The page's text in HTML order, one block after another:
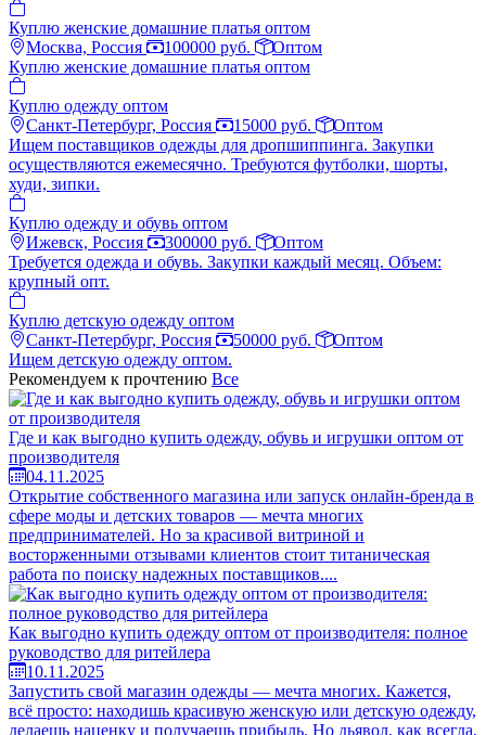
Куплю женские домашние платья оптом
Москва, Россия
100000 руб.
Оптом
Куплю женские домашние платья оптом
Куплю одежду оптом
Санкт-Петербург, Россия
15000 руб.
Оптом
Ищем поставщиков одежды для дропшиппинга. Закупки
осуществляются ежемесячно. Требуются футболки, шорты,
худи, зипки.
Куплю одежду и обувь оптом
Ижевск, Россия
300000 руб.
Оптом
Требуется одежда и обувь. Закупки каждый месяц. Объем:
крупный опт.
Куплю детскую одежду оптом
Санкт-Петербург, Россия
50000 руб.
Оптом
Ищем детскую одежду оптом.
Рекомендуем к прочтению Все
Где и как выгодно купить одежду, обувь и игрушки оптом от
производителя
04.11.2025
Открытие собственного магазина или запуск онлайн-бренда в
сфере моды и детских товаров — мечта многих
предпринимателей. Но за красивой витриной и
восторженными отзывами клиентов стоит титаническая
работа по поиску надежных поставщиков....
Как выгодно купить одежду оптом от производителя: полное
руководство для ритейлера
10.11.2025
Запустить свой магазин одежды — мечта многих. Кажется,
всё просто: находишь красивую женскую или детскую одежду,
делаешь наценку и получаешь прибыль. Но дьявол, как всегда,